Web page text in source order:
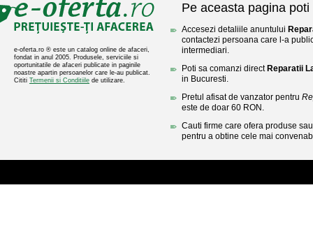
e-oferta.ro ® este un catalog online de afaceri,
fondat in anul 2005. Produsele, serviciile si
oportunitatile de afaceri publicate in paginile
noastre apartin persoanelor care le-au publicat.
Cititi Termenii si Conditiile de utilizare.
Pe aceasta pagina poti
Accesezi detaliile anuntului
contactezi persoana care l-a
intermediari.
Poti sa comanzi direct Reparatii
in Bucuresti.
Pretul afisat de vanzator pentru
este de doar 60 RON.
Cauti firme care ofera produse
pentru a obtine cele mai